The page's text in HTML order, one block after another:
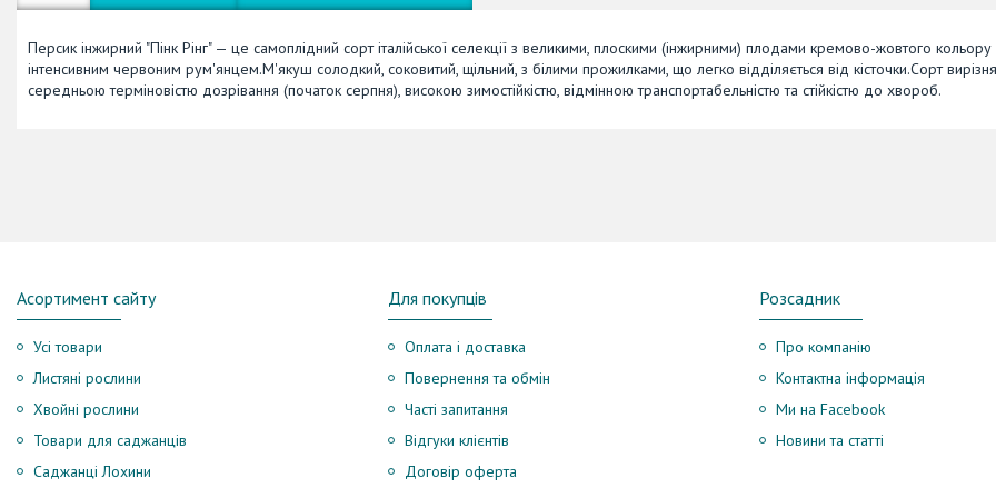
Персик інжирний "Пінк Рінг" — це самоплідний сорт італійської селекції з великими, плоскими (інжирними) плодами кремово-жовтого кольору
інтенсивним червоним рум'янцем.М'якуш солодкий, соковитий, щільний, з білими прожилками, що легко відділяється від кісточки.Сорт
середньою терміновістю дозрівання (початок серпня), високою зимостійкістю, відмінною транспортабельністю та стійкістю до хвороб.
Асортимент сайту
Усі товари
Листяні рослини
Хвойні рослини
Товари для саджанців
Саджанці Лохини
Для покупців
Оплата і доставка
Повернення та обмін
Часті запитання
Відгуки клієнтів
Договір оферта
Розсадник
Про компанію
Контактна інформація
Ми на Facebook
Новини та статті